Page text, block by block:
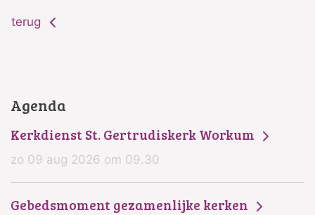
terug
Agenda
Kerkdienst St. Gertrudiskerk Workum
zo 09 aug 2026 om 09.30
Gebedsmoment gezamenlijke kerken